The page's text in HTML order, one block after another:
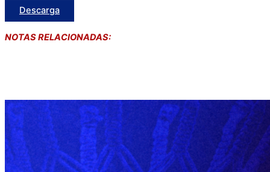
Descarga
NOTAS RELACIONADAS: